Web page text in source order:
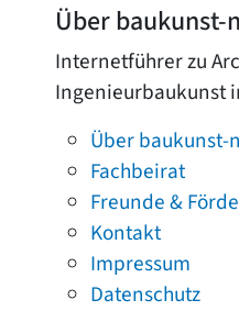
Über baukunst-
Internetführer zu
Ingenieurbaukunst
Über baukunst-
Fachbeirat
Freunde &
Kontakt
Impressum
Datenschutz